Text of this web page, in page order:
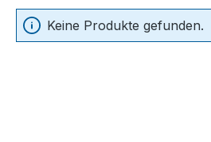
Keine Produkte gefunden.